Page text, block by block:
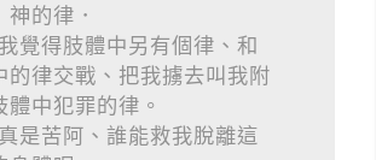
的律．
覺得肢體中另有個律、和
的律交戰、把我擄去叫我附
體中犯罪的律。
是苦阿、誰能救我脫離這